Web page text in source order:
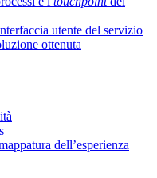
utente del servizio
ottenuta
dell’esperienza